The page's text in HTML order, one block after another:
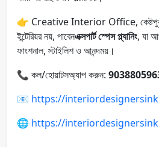
👉 Creative Interior Office, কেষ্টপুর-
ইন্টেরিয়র নয়, পাবেনএক্সপার্ট স্পেস প্ল্যানিং, যা
ফাংশনাল, স্টাইলিশ ও আনন্দময়।
📞 কল/হোয়াটসঅ্যাপ করুন:
📧 https://
🌐 https://